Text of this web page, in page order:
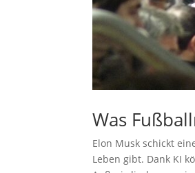
Was
Elon Musk schickt
Leben gibt. Dank KI